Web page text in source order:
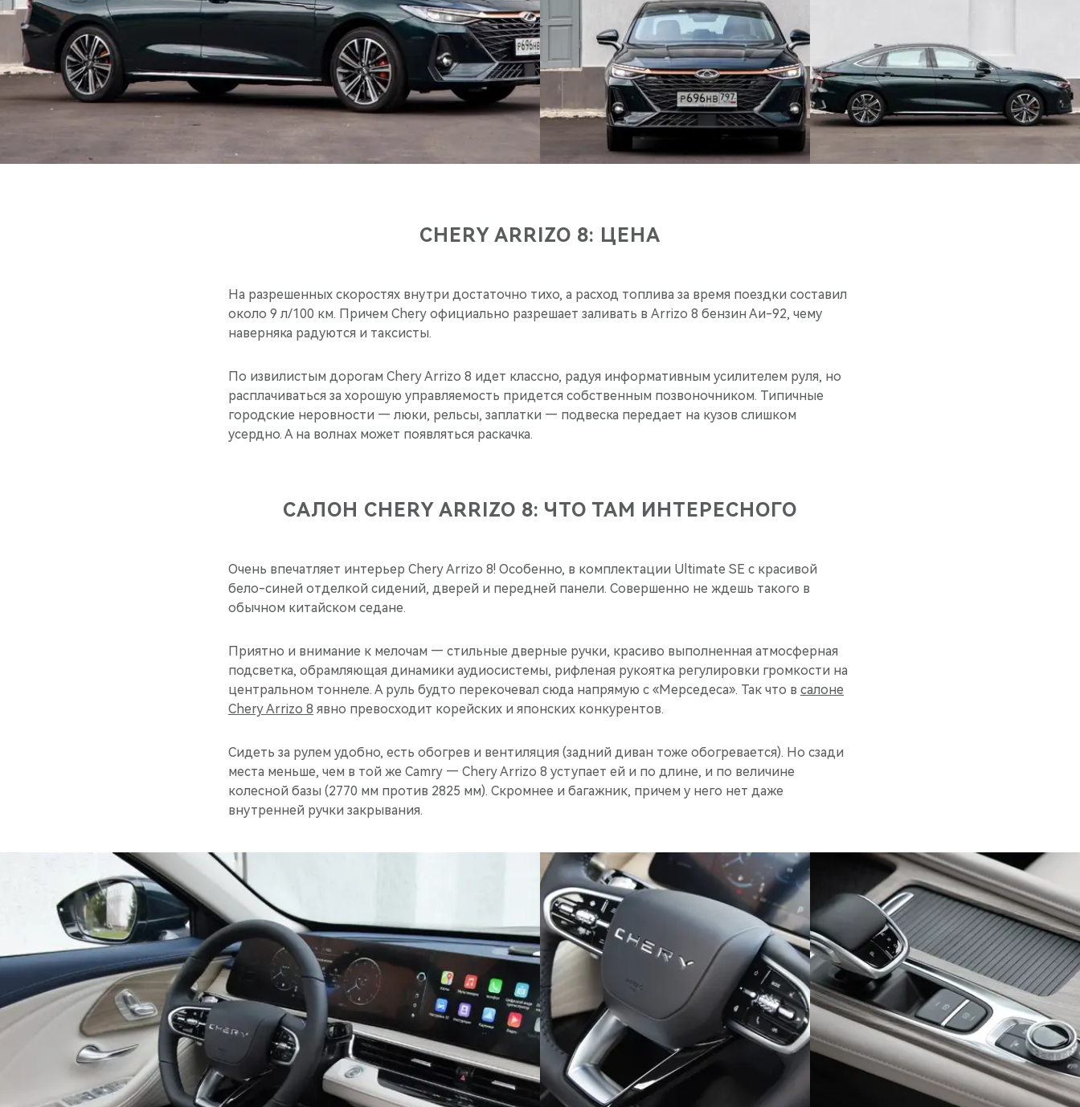
CHERY ARRIZO 8: ЦЕНА
На разрешенных скоростях внутри достаточно тихо, а расход топлива за время поездки составил
около 9 л/100 км. Причем Chery официально разрешает заливать в Arrizo 8 бензин Аи-92, чему
наверняка радуются и таксисты.
По извилистым дорогам Chery Arrizo 8 идет классно, радуя информативным усилителем руля, но
расплачиваться за хорошую управляемость придется собственным позвоночником. Типичные
городские неровности — люки, рельсы, заплатки — подвеска передает на кузов слишком
усердно. А на волнах может появляться раскачка.
САЛОН CHERY ARRIZO 8: ЧТО ТАМ ИНТЕРЕСНОГО
Очень впечатляет интерьер Chery Arrizo 8! Особенно, в комплектации Ultimate SE с красивой
бело-синей отделкой сидений, дверей и передней панели. Совершенно не ждешь такого в
обычном китайском седане.
Приятно и внимание к мелочам — стильные дверные ручки, красиво выполненная атмосферная
подсветка, обрамляющая динамики аудиосистемы, рифленая рукоятка регулировки громкости на
центральном тоннеле. А руль будто перекочевал сюда напрямую с «Мерседеса». Так что в салоне
Chery Arrizo 8 явно превосходит корейских и японских конкурентов.
Сидеть за рулем удобно, есть обогрев и вентиляция (задний диван тоже обогревается). Но сзади
места меньше, чем в той же Camry — Chery Arrizo 8 уступает ей и по длине, и по величине
колесной базы (2770 мм против 2825 мм). Скромнее и багажник, причем у него нет даже
внутренней ручки закрывания.
Privacy notice